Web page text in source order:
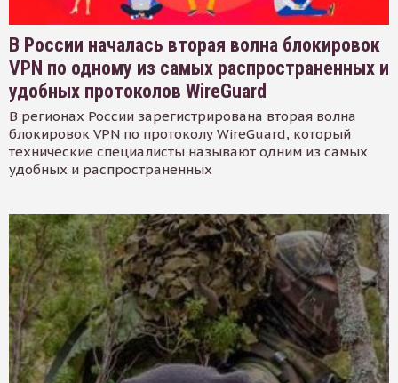
В России началась вторая волна блокировок
VPN по одному из самых распространенных и
удобных протоколов WireGuard
В регионах России зарегистрирована вторая волна
блокировок VPN по протоколу WireGuard, который
технические специалисты называют одним из самых
удобных и распространенных